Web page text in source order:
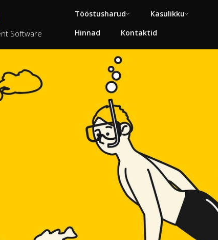
Software
Tööstusharud
Kasulikku
Hinnad
Kontaktid